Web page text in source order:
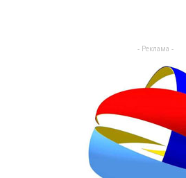
- Реклама -